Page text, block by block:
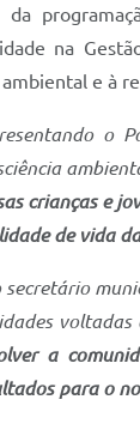
da
na
e à
o
crianças e
de vida
secretário
voltadas
a
para o